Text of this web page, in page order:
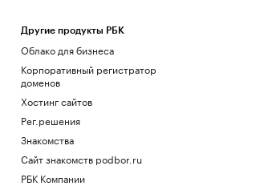
Другие продукты РБК
Облако для бизнеса
Корпоративный регистратор
доменов
Хостинг сайтов
Рег.решения
Знакомства
Сайт знакомств podbor.ru
РБК Компании